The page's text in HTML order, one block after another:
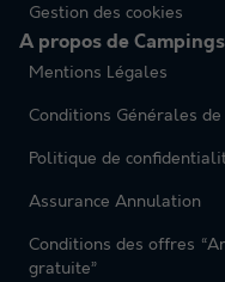
Gestion des cookies
A propos de
Mentions Légales
Conditions Générales de
Politique de
Assurance Annulation
Conditions des offres
gratuite”